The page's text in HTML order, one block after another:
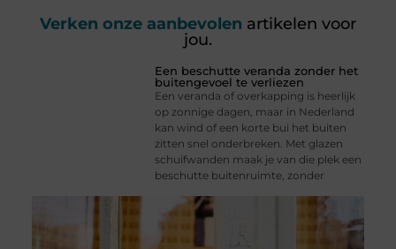
Verken onze aanbevolen artikelen voor
jou.
Een beschutte veranda zonder het
buitengevoel te verliezen
Een veranda of overkapping is heerlijk
op zonnige dagen, maar in Nederland
kan wind of een korte bui het buiten
zitten snel onderbreken. Met glazen
schuifwanden maak je van die plek een
beschutte buitenruimte, zonder